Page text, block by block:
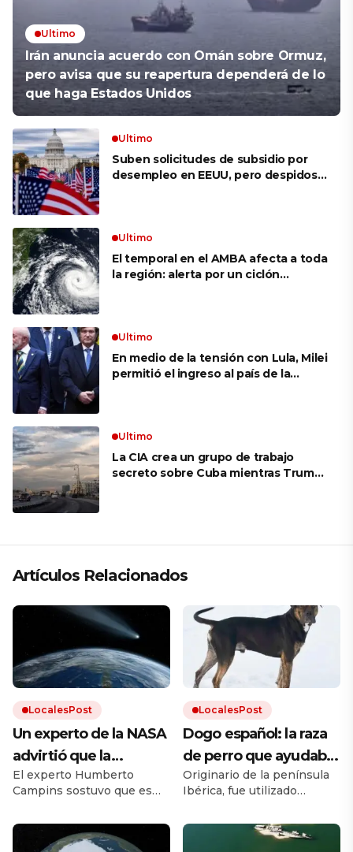
Ultimo
Irán anuncia acuerdo con Omán sobre Ormuz,
pero avisa que su reapertura dependerá de lo
que haga Estados Unidos
Ultimo
Suben solicitudes de subsidio por
desempleo en EEUU, pero despidos
Ultimo
El temporal en el AMBA afecta a toda
la región: alerta por un ciclón
Ultimo
En medio de la tensión con Lula, Milei
permitió el ingreso al país de la
Ultimo
La CIA crea un grupo de trabajo
secreto sobre Cuba mientras Trump
Artículos Relacionados
LocalesPost
Un experto de la NASA
advirtió que la
humanidad debe
prepararse para el
impacto de un
asteroide: «Volverá a
El experto Humberto
Campins sostuvo que es
de defensa planetaria para
evitar un fenómeno como
LocalesPost
Dogo español: la raza
de perro que ayudaba
en los campos y que
está en proceso de
recuperación
Originario de la península
Ibérica, fue utilizado
de trabajo. Debido a los
cruces con otras razas y a la